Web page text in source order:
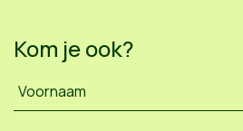
Kom je ook?
Voornaam